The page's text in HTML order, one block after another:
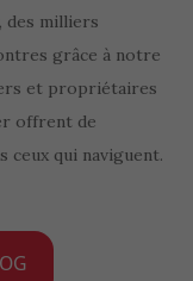
des milliers
grâce à notre
et propriétaires
offrent de
ceux qui naviguent.